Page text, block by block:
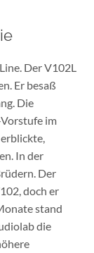
Der V102L
Er besaß
Die
im
In der
Der
doch er
stand
die